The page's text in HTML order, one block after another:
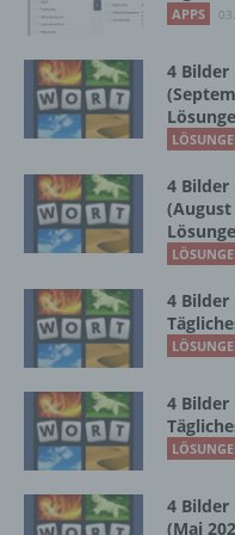
APPS
4 Bilder
4 Bilder
(August
4 Bilder
4 Bilder
4
(Mai
b) betroffene
Betroffene
identifizierbare
Verarbeitung
c) Verarbeitung
Verarbeitung
automatisierter
Vorgang oder
Daten wie das
Organisation,
die Anpassung
Auslesen, das
die
Verbreitung